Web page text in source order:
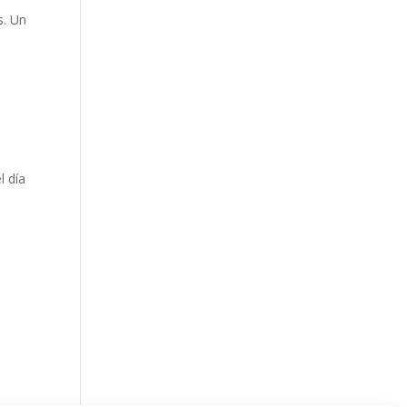
Un
día